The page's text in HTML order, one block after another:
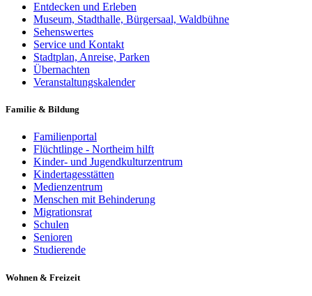
Entdecken und Erleben
Museum, Stadthalle, Bürgersaal, Waldbühne
Sehenswertes
Service und Kontakt
Stadtplan, Anreise, Parken
Übernachten
Veranstaltungskalender
Familie & Bildung
Familienportal
Flüchtlinge - Northeim hilft
Kinder- und Jugendkulturzentrum
Kindertagesstätten
Medienzentrum
Menschen mit Behinderung
Migrationsrat
Schulen
Senioren
Studierende
Wohnen & Freizeit